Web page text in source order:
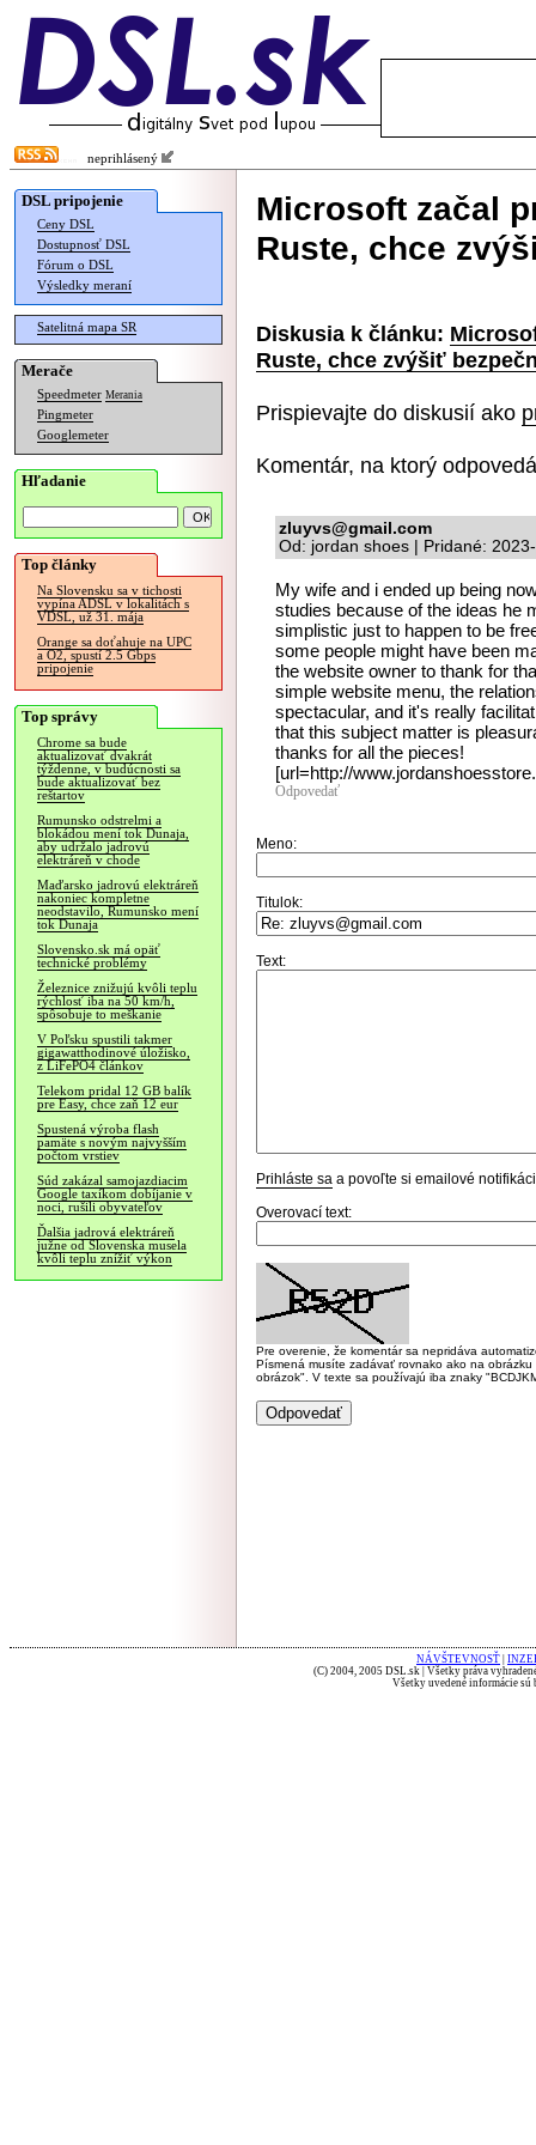
neprihlásený
DSL pripojenie
Ceny DSL
Dostupnosť DSL
Fórum o DSL
Výsledky meraní
Satelitná mapa SR
Merače
Speedmeter Merania
Pingmeter
Googlemeter
Hľadanie
Top články
Na Slovensku sa v tichosti
vypína ADSL v lokalitách s
VDSL, už 31. mája
Orange sa doťahuje na UPC
a O2, spustí 2.5 Gbps
pripojenie
Top správy
Chrome sa bude
aktualizovať dvakrát
týždenne, v budúcnosti sa
bude aktualizovať bez
reštartov
Rumunsko odstrelmi a
blokádou mení tok Dunaja,
aby udržalo jadrovú
elektráreň v chode
Maďarsko jadrovú elektráreň
nakoniec kompletne
neodstavilo, Rumunsko mení
tok Dunaja
Slovensko.sk má opäť
technické problémy
Železnice znižujú kvôli teplu
rýchlosť iba na 50 km/h,
spôsobuje to meškanie
V Poľsku spustili takmer
gigawatthodinové úložisko,
z LiFePO4 článkov
Telekom pridal 12 GB balík
pre Easy, chce zaň 12 eur
Spustená výroba flash
pamäte s novým najvyšším
počtom vrstiev
Súd zakázal samojazdiacim
Google taxíkom dobíjanie v
noci, rušili obyvateľov
Ďalšia jadrová elektráreň
južne od Slovenska musela
kvôli teplu znížiť výkon
Microsoft začal
Ruste, chce
Diskusia k článku:
Ruste, chce zvýšiť
Prispievajte do diskusií ako
Komentár, na ktorý
zluyvs@gmail.com
Od: jordan shoes | Pridané:
My wife and i ended up being
studies because of the ideas he
simplistic just to happen to be
some people might have been
the website owner to thank for
simple website menu, the
spectacular, and it's really
that this subject matter is
thanks for all the pieces!
[url=http://
Odpovedať
Meno:
Titulok:
Text:
Prihláste sa a povoľte si emailové
Overovací text:
Pre overenie, že komentár sa nepridáva
Písmená musíte zadávať rovnako ako na
obrázok". V texte sa používajú iba znaky
NÁVŠTEVNOSŤ
(C) 2004, 2005 DSL.sk | Všetky práva
Všetky uvedené informácie sú